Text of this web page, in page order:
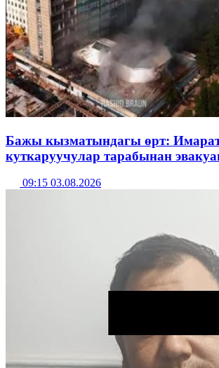
Бажы кызматындагы өрт:
куткаруучулар тарабынан
09:15 03.08.2026